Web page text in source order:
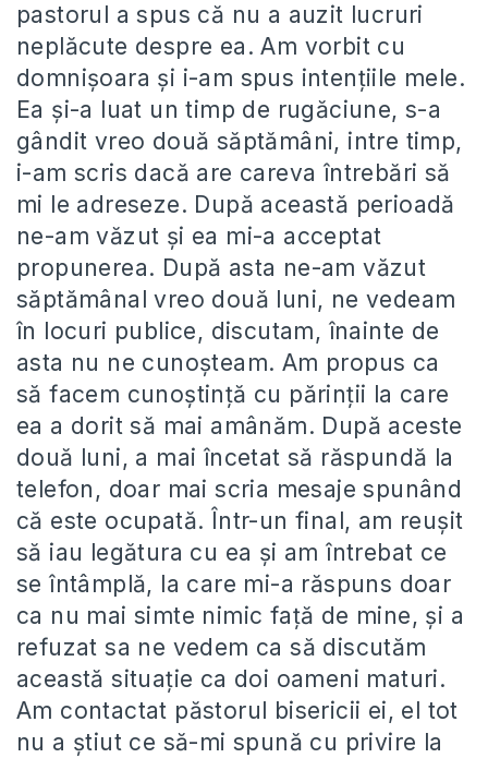
pastorul a spus că nu a auzit lucruri
neplăcute despre ea. Am vorbit cu
domnișoara și i-am spus intențiile mele.
Ea și-a luat un timp de rugăciune, s-a
gândit vreo două săptămâni, intre timp,
i-am scris dacă are careva întrebări să
mi le adreseze. După această perioadă
ne-am văzut și ea mi-a acceptat
propunerea. După asta ne-am văzut
săptămânal vreo două luni, ne vedeam
în locuri publice, discutam, înainte de
asta nu ne cunoșteam. Am propus ca
să facem cunoștință cu părinții la care
ea a dorit să mai amânăm. După aceste
două luni, a mai încetat să răspundă la
telefon, doar mai scria mesaje spunând
că este ocupată. Într-un final, am reușit
să iau legătura cu ea și am întrebat ce
se întâmplă, la care mi-a răspuns doar
ca nu mai simte nimic față de mine, și a
refuzat sa ne vedem ca să discutăm
această situație ca doi oameni maturi.
Am contactat păstorul bisericii ei, el tot
nu a știut ce să-mi spună cu privire la